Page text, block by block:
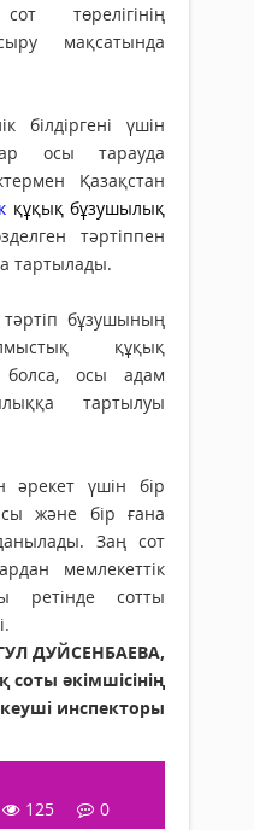
төрелігінің
мақсатында
білдіргені үшін
осы тарауда
Қазақстан
құқық бұзушылық
тәртіппен
тартылады.
бұзушының
құқық
болса, осы адам
тартылуы
әрекет үшін бір
және бір ғана
Заң сот
мемлекеттік
ретінде сотты
ДУЙСЕНБАЕВА,
әкімшісінің
инспекторы
125 0